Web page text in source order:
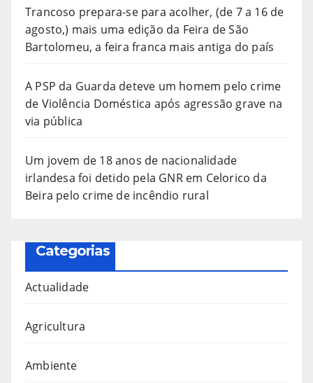
Trancoso prepara-se para acolher, (de 7 a 16 de
agosto,) mais uma edição da Feira de São
Bartolomeu, a feira franca mais antiga do país
A PSP da Guarda deteve um homem pelo crime
de Violência Doméstica após agressão grave na
via pública
Um jovem de 18 anos de nacionalidade
irlandesa foi detido pela GNR em Celorico da
Beira pelo crime de incêndio rural
Categorias
Actualidade
Agricultura
Ambiente